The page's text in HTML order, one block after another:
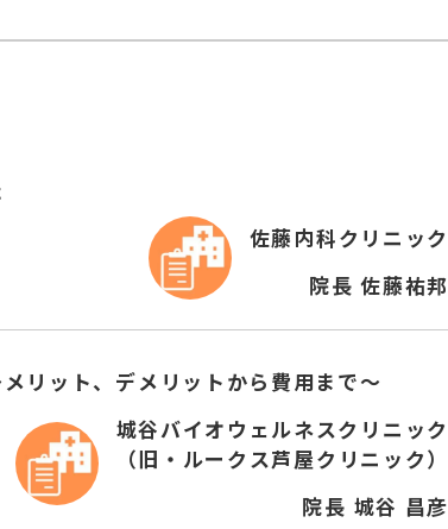
佐藤内科クリニック
院長 佐藤祐邦
リット、デメリットから費用まで～
城谷バイオウェルネスクリニック
（旧・ルークス芦屋クリニック）
院長 城谷 昌彦